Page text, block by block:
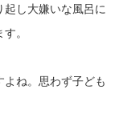
し大嫌いな風呂に
。
ね。思わず子ども